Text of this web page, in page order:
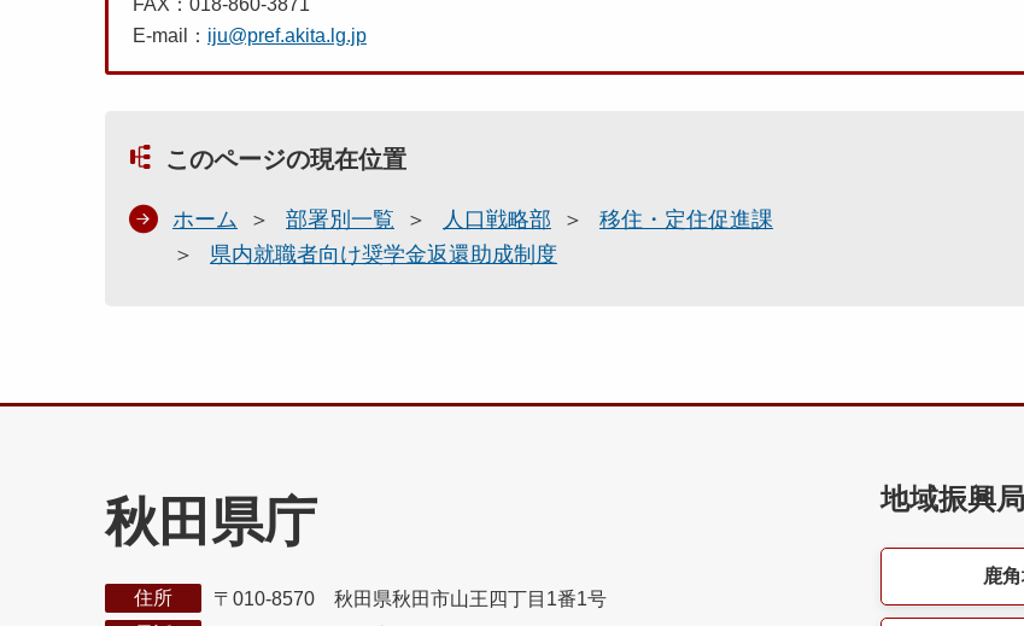
FAX：018-860-3871
E-mail： iju@pref.akita.lg.jp
このページの現在位置
ホーム 部署別一覧 人口戦略部
移住・定住促進課
県内就職者向け奨学金返還助成制度
秋田県庁
住所
〒010-8570 秋田県秋田市山王四丁目1番1号
地域振興局
鹿